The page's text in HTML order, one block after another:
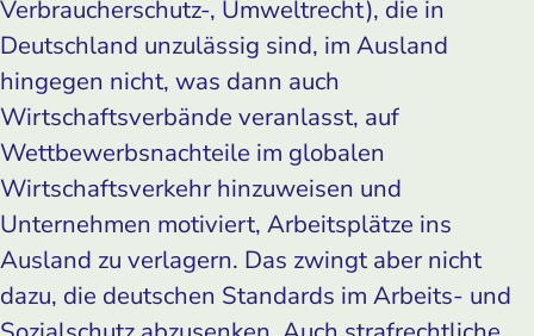
Verbraucherschutz-, Umweltrecht), die in
Deutschland unzulässig sind, im Ausland
hingegen nicht, was dann auch
Wirtschaftsverbände veranlasst, auf
Wettbewerbsnachteile im globalen
Wirtschaftsverkehr hinzuweisen und
Unternehmen motiviert, Arbeitsplätze ins
Ausland zu verlagern. Das zwingt aber nicht
dazu, die deutschen Standards im Arbeits- und